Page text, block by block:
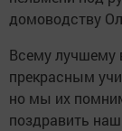
домоводству
Всему лучшему
прекрасным
но мы их
поздравить